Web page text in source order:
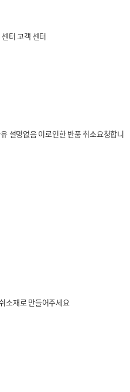
센터 고객 센터
설명없음 이로인한 반품 취소요청합니
소재로 만들어주세요